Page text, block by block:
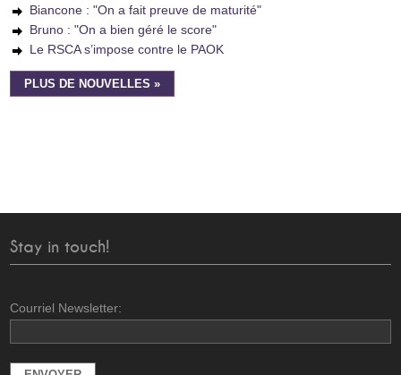
Biancone : "On a fait preuve de maturité"
Bruno : "On a bien géré le score"
Le RSCA s’impose contre le PAOK
PLUS DE NOUVELLES »
Stay in touch!
Courriel Newsletter: